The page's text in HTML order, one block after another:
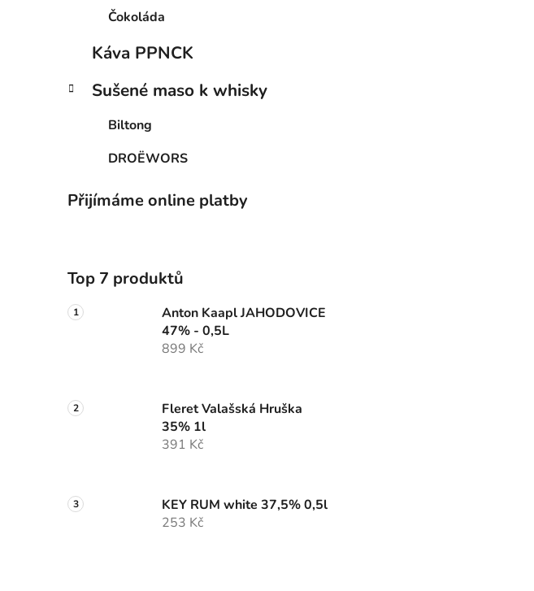
Čokoláda
Káva PPNCK
Sušené maso k whisky
Biltong
DROËWORS
Přijímáme online platby
Top 7 produktů
Anton Kaapl JAHODOVICE
47% - 0,5L
899 Kč
Fleret Valašská Hruška
35% 1l
391 Kč
KEY RUM white 37,5% 0,5l
253 Kč